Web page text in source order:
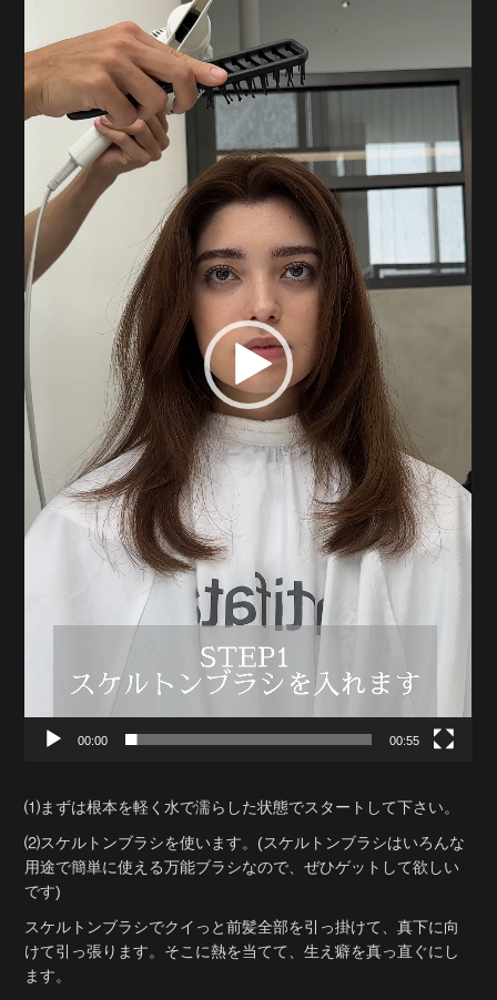
レ
ー
ー
00:00 00:55
⑴まずは根本を軽く水で濡らした状態でスタートして下さい。
⑵スケルトンブラシを使います。(スケルトンブラシはいろんな
用途で簡単に使える万能ブラシなので、ぜひゲットして欲しい
です)
スケルトンブラシでクイっと前髪全部を引っ掛けて、真下に向
けて引っ張ります。そこに熱を当てて、生え癖を真っ直ぐにし
ます。